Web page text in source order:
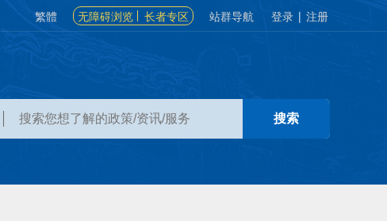
繁體 无障碍浏览 长者专区 站群导航 登录 | 注册